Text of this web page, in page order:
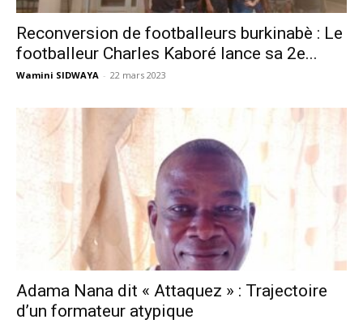
Reconversion de footballeurs burkinabè : Le
footballeur Charles Kaboré lance sa 2e...
Wamini SIDWAYA - 22 mars 2023
Adama Nana dit « Attaquez » : Trajectoire
d’un formateur atypique